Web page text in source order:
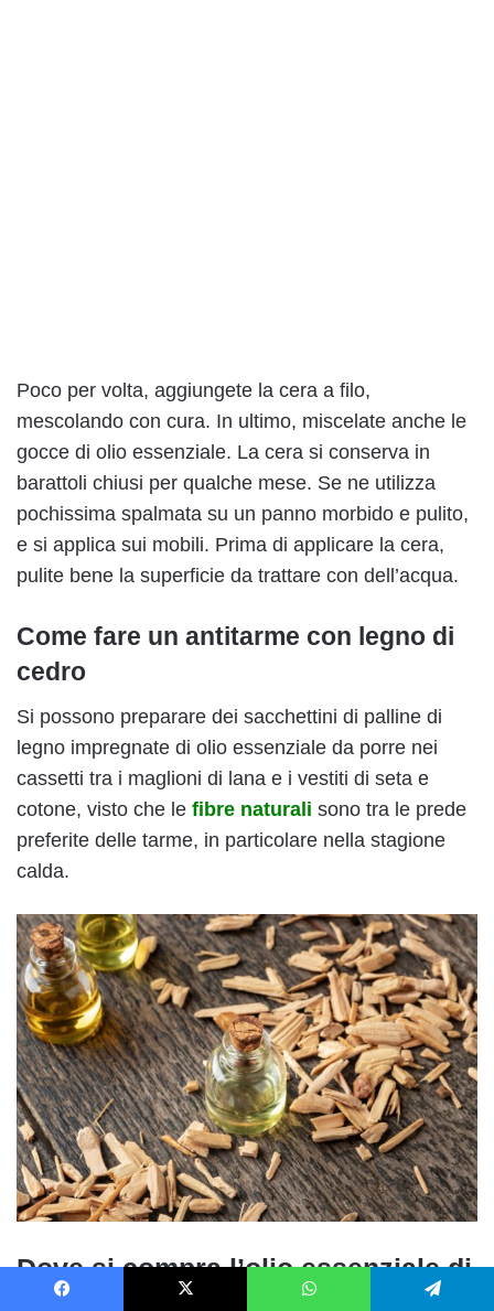
Poco per volta, aggiungete la cera a filo,
mescolando con cura. In ultimo, miscelate anche le
gocce di olio essenziale. La cera si conserva in
barattoli chiusi per qualche mese. Se ne utilizza
pochissima spalmata su un panno morbido e pulito,
e si applica sui mobili. Prima di applicare la cera,
pulite bene la superficie da trattare con dell’acqua.
Come fare un antitarme con legno di
cedro
Si possono preparare dei sacchettini di palline di
legno impregnate di olio essenziale da porre nei
cassetti tra i maglioni di lana e i vestiti di seta e
cotone, visto che le fibre naturali sono tra le prede
preferite delle tarme, in particolare nella stagione
calda.
Dove si compra l’olio essenziale di